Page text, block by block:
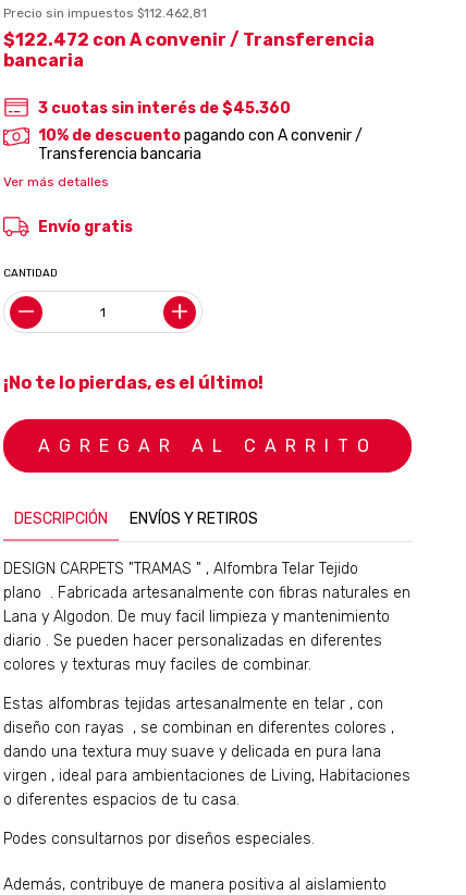
Precio sin impuestos$112.462,81
$122.472 con A convenir / Transferencia
bancaria
3 cuotas sin interés de$45.360
10% de descuentopagando con A convenir /
Transferencia bancaria
Ver más detalles
Envío gratis
CANTIDAD
¡No te lo pierdas, es el último!
DESCRIPCIÓN ENVÍOS Y RETIROS
DESIGN CARPETS "TRAMAS " , Alfombra Telar Tejido
plano . Fabricada artesanalmente con fibras naturales en
Lana y Algodon. De muy facil limpieza y mantenimiento
diario . Se pueden hacer personalizadas en diferentes
colores y texturas muy faciles de combinar.
Estas alfombras tejidas artesanalmente en telar , con
diseño con rayas , se combinan en diferentes colores ,
dando una textura muy suave y delicada en pura lana
virgen , ideal para ambientaciones de Living, Habitaciones
o diferentes espacios de tu casa.
Podes consultarnos por diseños especiales.
Además, contribuye de manera positiva al aislamiento